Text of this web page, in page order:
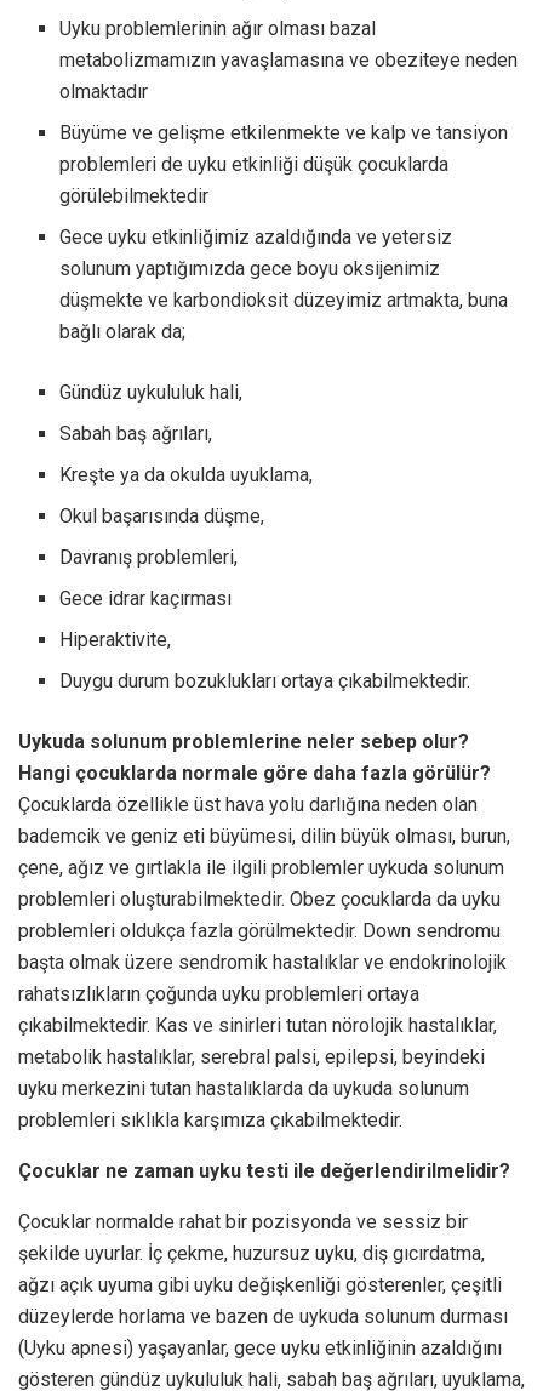
Uyku problemlerinin ağır olması bazal
metabolizmamızın yavaşlamasına ve obeziteye neden
olmaktadır
Büyüme ve gelişme etkilenmekte ve kalp ve tansiyon
problemleri de uyku etkinliği düşük çocuklarda
görülebilmektedir
Gece uyku etkinliğimiz azaldığında ve yetersiz
solunum yaptığımızda gece boyu oksijenimiz
düşmekte ve karbondioksit düzeyimiz artmakta, buna
bağlı olarak da;
Gündüz uykululuk hali,
Sabah baş ağrıları,
Kreşte ya da okulda uyuklama,
Okul başarısında düşme,
Davranış problemleri,
Gece idrar kaçırması
Hiperaktivite,
Duygu durum bozuklukları ortaya çıkabilmektedir.
Uykuda solunum problemlerine neler sebep olur?
Hangi çocuklarda normale göre daha fazla görülür?
Çocuklarda özellikle üst hava yolu darlığına neden olan
bademcik ve geniz eti büyümesi, dilin büyük olması, burun,
çene, ağız ve gırtlakla ile ilgili problemler uykuda solunum
problemleri oluşturabilmektedir. Obez çocuklarda da uyku
problemleri oldukça fazla görülmektedir. Down sendromu
başta olmak üzere sendromik hastalıklar ve endokrinolojik
rahatsızlıkların çoğunda uyku problemleri ortaya
çıkabilmektedir. Kas ve sinirleri tutan nörolojik hastalıklar,
metabolik hastalıklar, serebral palsi, epilepsi, beyindeki
uyku merkezini tutan hastalıklarda da uykuda solunum
problemleri sıklıkla karşımıza çıkabilmektedir.
Çocuklar ne zaman uyku testi ile değerlendirilmelidir?
Çocuklar normalde rahat bir pozisyonda ve sessiz bir
şekilde uyurlar. İç çekme, huzursuz uyku, diş gıcırdatma,
ağzı açık uyuma gibi uyku değişkenliği gösterenler, çeşitli
düzeylerde horlama ve bazen de uykuda solunum durması
(Uyku apnesi) yaşayanlar, gece uyku etkinliğinin azaldığını
gösteren gündüz uykululuk hali, sabah baş ağrıları, uyuklama,